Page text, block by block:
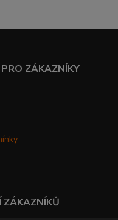
ZÁKAZNÍKY
ZÁKAZNÍKŮ